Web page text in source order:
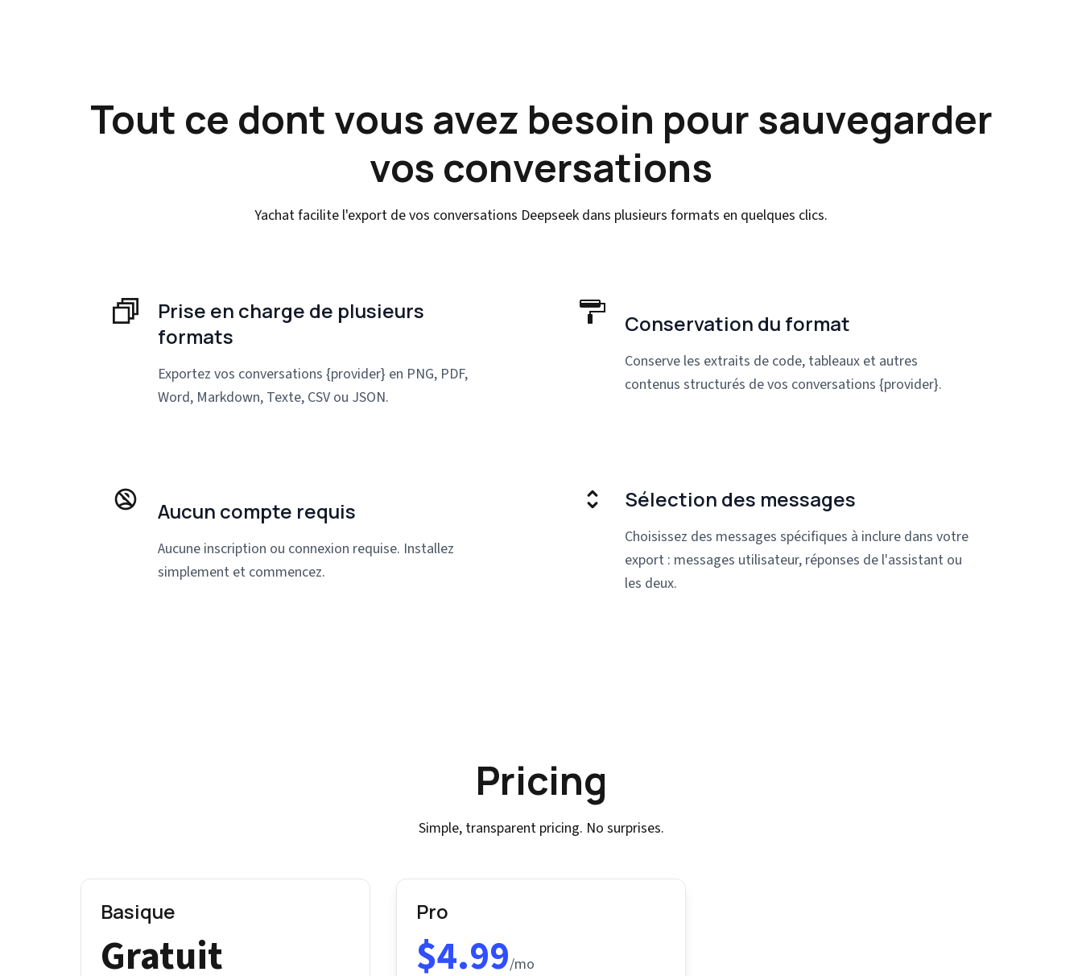
Tout ce dont vous avez besoin pour sauvegarder
vos conversations
Yachat facilite l'export de vos conversations Deepseek dans plusieurs formats en quelques clics.
Prise en charge de plusieurs
formats
Exportez vos conversations {provider} en PNG, PDF,
Word, Markdown, Texte, CSV ou JSON.
Conservation du format
Conserve les extraits de code, tableaux et autres
contenus structurés de vos conversations {provider}.
Aucun compte requis
Aucune inscription ou connexion requise. Installez
simplement et commencez.
Sélection des messages
Choisissez des messages spécifiques à inclure dans votre
export : messages utilisateur, réponses de l'assistant ou
les deux.
Pricing
Simple, transparent pricing. No surprises.
Basique
Gratuit
Pro
$4.99/mo